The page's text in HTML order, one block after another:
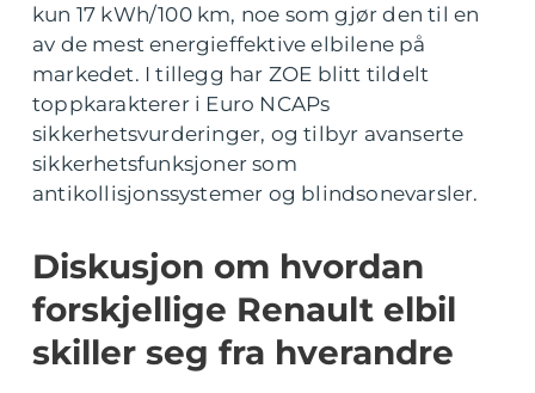
kun 17 kWh/100 km, noe som gjør den til en
av de mest energieffektive elbilene på
markedet. I tillegg har ZOE blitt tildelt
toppkarakterer i Euro NCAPs
sikkerhetsvurderinger, og tilbyr avanserte
sikkerhetsfunksjoner som
antikollisjonssystemer og blindsonevarsler.
Diskusjon om hvordan
forskjellige Renault elbil
skiller seg fra hverandre